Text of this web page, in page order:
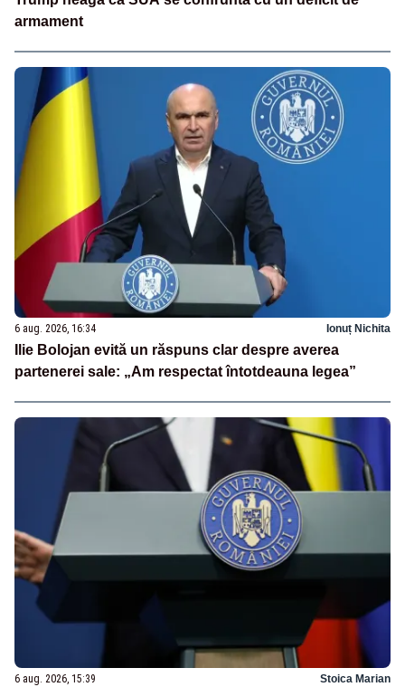
armament
6 aug. 2026, 16:34 Ionuț Nichita
Ilie Bolojan evită un răspuns clar despre averea
partenerei sale: „Am respectat întotdeauna legea”
6 aug. 2026, 15:39 Stoica Marian